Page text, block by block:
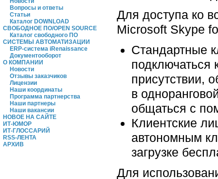
Вопросы и ответы
Статьи
Каталог DOWNLOAD
СВОБОДНОЕ ПО/OPEN SOURCE
Каталог свободного ПО
СИСТЕМЫ АВТОМАТИЗАЦИИ
ERP-система iRenaissance
Документооборот
О КОМПАНИИ
Новости
Отзывы заказчиков
Лицензии
Наши координаты
Программа партнерства
Наши партнеры
Наши вакансии
НОВОЕ НА САЙТЕ
ИТ-ЮМОР
ИТ-ГЛОССАРИЙ
RSS-ЛЕНТА
АРХИВ
Для доступа ко
Microsoft Skype
Стандартные
подключаться
присутствии,
в
общаться с
Клиентские
автономным
загрузке
Для